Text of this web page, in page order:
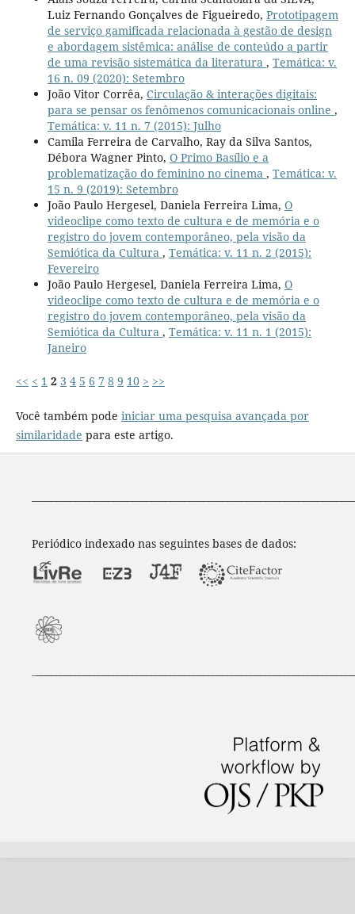
Luiz Fernando Gonçalves de Figueiredo, Prototipagem
de serviço gamificada relacionada à gestão de design
e abordagem sistêmica: análise de conteúdo a partir
de uma revisão sistemática da literatura , Temática: v.
16 n. 09 (2020): Setembro
João Vitor Corrêa, Circulação & interações digitais:
para se pensar os fenômenos comunicacionais online ,
Temática: v. 11 n. 7 (2015): Julho
Camila Ferreira de Carvalho, Ray da Silva Santos,
Débora Wagner Pinto, O Primo Basílio e a
problematização do feminino no cinema , Temática: v.
15 n. 9 (2019): Setembro
João Paulo Hergesel, Daniela Ferreira Lima, O
videoclipe como texto de cultura e de memória e o
registro do jovem contemporâneo, pela visão da
Semiótica da Cultura , Temática: v. 11 n. 2 (2015):
Fevereiro
João Paulo Hergesel, Daniela Ferreira Lima, O
videoclipe como texto de cultura e de memória e o
registro do jovem contemporâneo, pela visão da
Semiótica da Cultura , Temática: v. 11 n. 1 (2015):
Janeiro
<< < 1 2 3 4 5 6 7 8 9 10 > >>
Você também pode iniciar uma pesquisa avançada por
similaridade para este artigo.
Periódico indexado nas seguintes bases de dados: